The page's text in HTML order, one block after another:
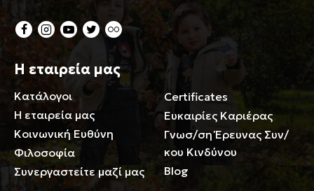
Η εταιρεία μας
Κατάλογοι
Η εταιρεία μας
Κοινωνική Ευθύνη
Φιλοσοφία
Συνεργαστείτε μαζί μας
Certificates
Ευκαιρίες Καριέρας
Γνωσ/ση Έρευνας Συν/
κου Κινδύνου
Blog